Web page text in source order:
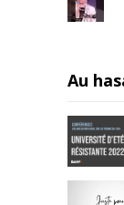
Au